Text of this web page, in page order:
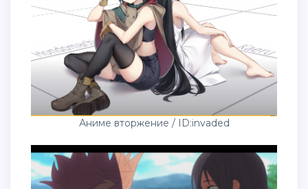
Аниме вторжение / ID:invaded